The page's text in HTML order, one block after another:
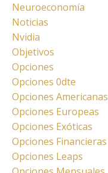
Neuroeconomía
Noticias
Nvidia
Objetivos
Opciones
Opciones 0dte
Opciones Americanas
Opciones Europeas
Opciones Exóticas
Opciones Financieras
Opciones Leaps